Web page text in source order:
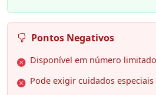
Pontos Negativos
Disponível em número
Pode exigir cuidados